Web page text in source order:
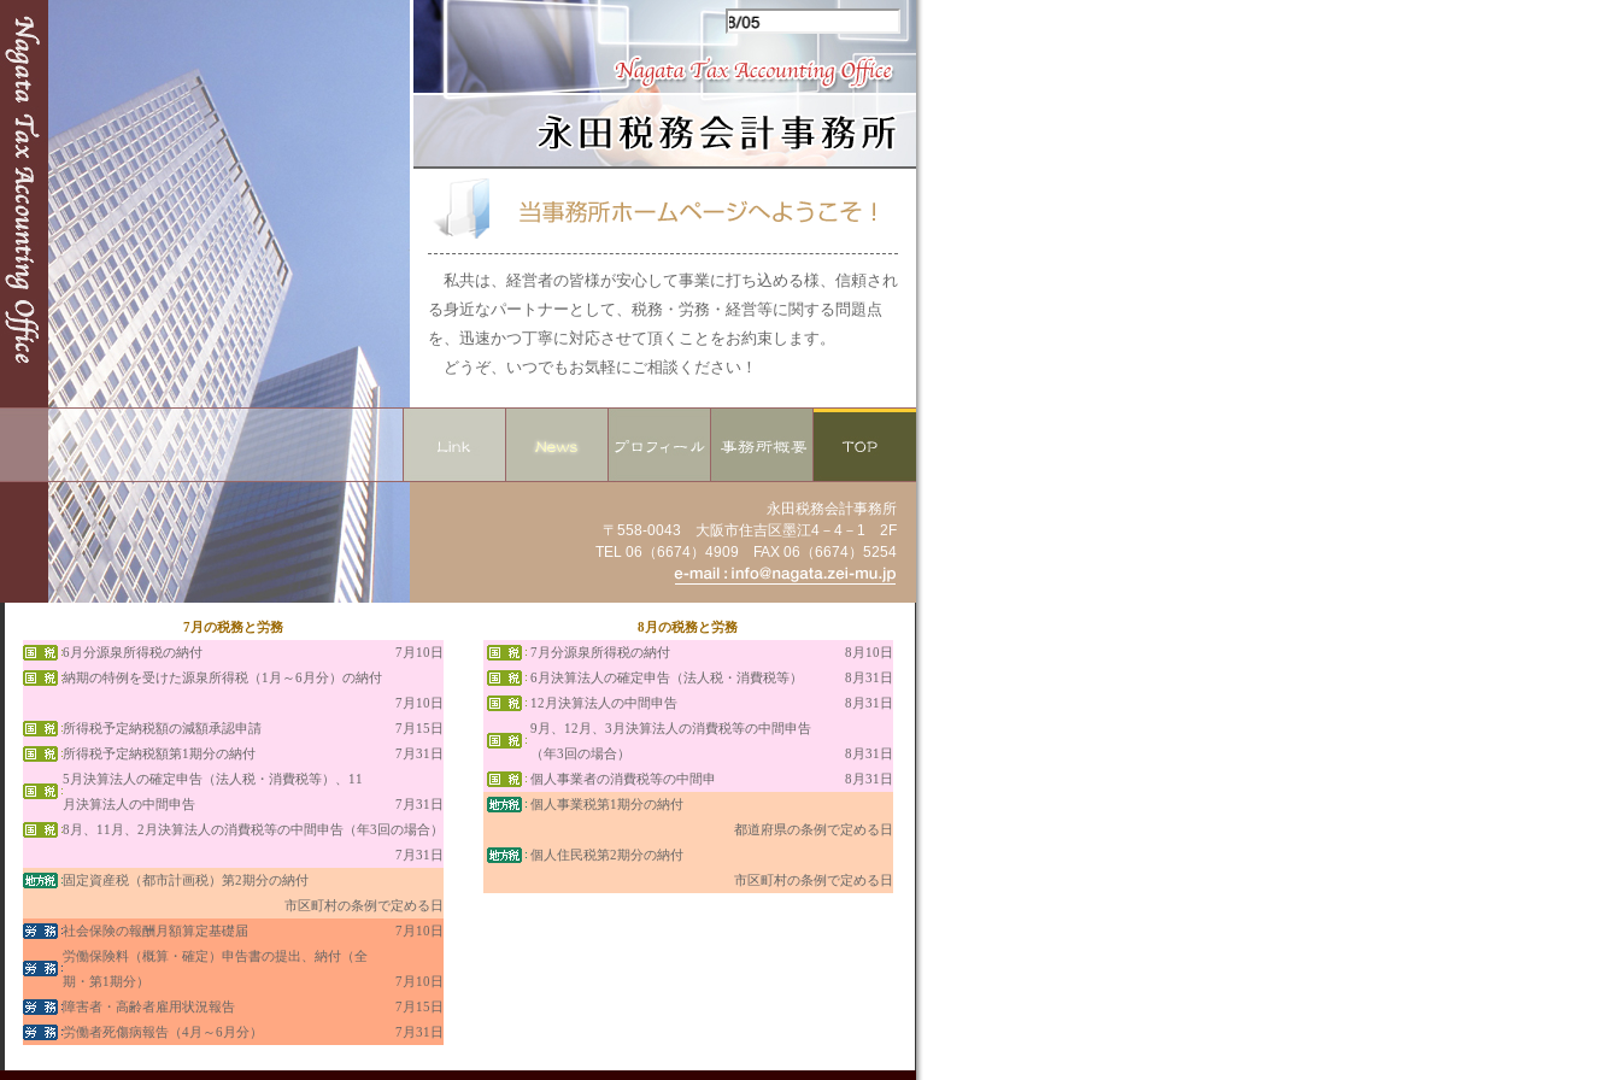
私共は、経営者の皆様が安心して事業に打ち込める様、信頼され
る身近なパートナーとして、税務・労務・経営等に関する問題点
を、迅速かつ丁寧に対応させて頂くことをお約束します。
どうぞ、いつでもお気軽にご相談ください！
永田税務会計事務所
〒558-0043 大阪市住吉区墨江4－4－1 2F
TEL 06（6674）4909 FAX 06（6674）5254
7月の税務と労務 8月の税務と労務
6月分源泉所得税の納付
7月10日
納期の特例を受けた源泉所得税（1月～6月分）の納付
7月10日
所得税予定納税額の減額承認申請
7月15日
所得税予定納税額第1期分の納付
7月31日
5月決算法人の確定申告（法人税・消費税等）、11
月決算法人の中間申告
7月31日
8月、11月、2月決算法人の消費税等の中間申告（年3回の場合）
7月31日
固定資産税（都市計画税）第2期分の納付
市区町村の条例で定める日
社会保険の報酬月額算定基礎届
7月10日
労働保険料（概算・確定）申告書の提出、納付（全
期・第1期分）
7月10日
障害者・高齢者雇用状況報告
7月15日
労働者死傷病報告（4月～6月分）
7月31日
7月分源泉所得税の納付
8月10日
6月決算法人の確定申告（法人税・消費税等）
8月31日
12月決算法人の中間申告
8月31日
9月、12月、3月決算法人の消費税等の中間申告
（年3回の場合）
8月31日
個人事業者の消費税等の中間申
8月31日
個人事業税第1期分の納付
都道府県の条例で定める日
個人住民税第2期分の納付
市区町村の条例で定める日